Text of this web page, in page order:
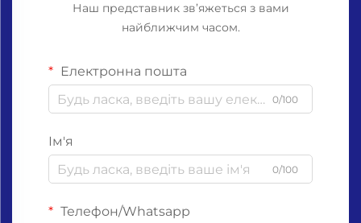
Наш представник зв’яжеться з вами
найближчим часом.
Електронна пошта
0/100
Ім'я
0/100
Телефон/Whatsapp